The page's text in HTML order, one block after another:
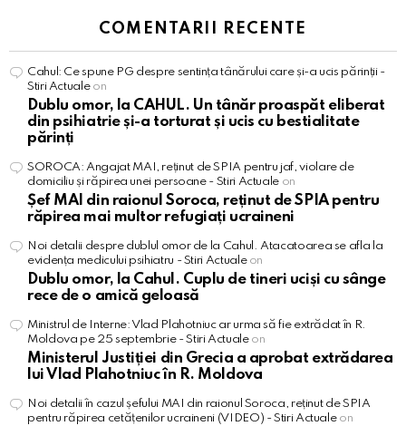
COMENTARII RECENTE
Cahul: Ce spune PG despre sentința tânărului care și-a ucis părinții -
Stiri Actualeon
Dublu omor, la CAHUL. Un tânăr proaspăt eliberat
din psihiatrie și-a torturat și ucis cu bestialitate
părinți
SOROCA: Angajat MAI, reținut de SPIA pentru jaf, violare de
domiciliu și răpirea unei persoane - Stiri Actuale on
Șef MAI din raionul Soroca, reținut de SPIA pentru
răpirea mai multor refugiați ucraineni
Noi detalii despre dublul omor de la Cahul. Atacatoarea se afla la
evidența medicului psihiatru - Stiri Actualeon
Dublu omor, la Cahul. Cuplu de tineri uciși cu sânge
rece de o amică geloasă
Ministrul de Interne: Vlad Plahotniuc ar urma să fie extrădat în R.
Moldova pe 25 septembrie - Stiri Actualeon
Ministerul Justiției din Grecia a aprobat extrădarea
lui Vlad Plahotniuc în R. Moldova
Noi detalii în cazul șefului MAI din raionul Soroca, reținut de SPIA
pentru răpirea cetățenilor ucraineni (VIDEO) - Stiri Actualeon